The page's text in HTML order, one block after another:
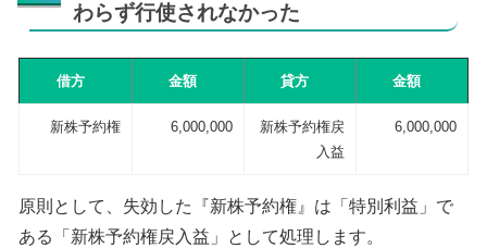
わらず行使されなかった
借方 金額 貸方 金額
新株予約権 6,000,000
新株予約権戻
入益
6,000,000
原則として、失効した『新株予約権』は「特別利益」で
ある「新株予約権戻入益」として処理します。